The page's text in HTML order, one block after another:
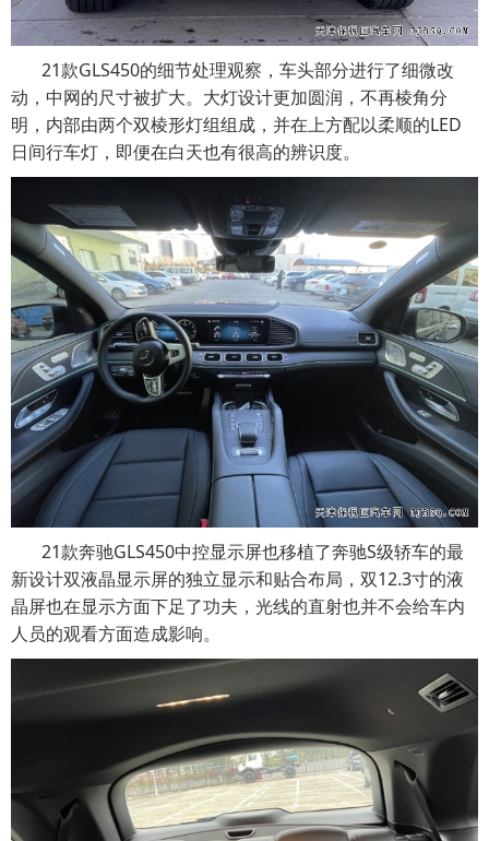
21款GLS450的细节处理观察，车头部分进行了细微改
动，中网的尺寸被扩大。大灯设计更加圆润，不再棱角分
明，内部由两个双棱形灯组组成，并在上方配以柔顺的LED
日间行车灯，即便在白天也有很高的辨识度。
21款奔驰GLS450中控显示屏也移植了奔驰S级轿车的最
新设计双液晶显示屏的独立显示和贴合布局，双12.3寸的液
晶屏也在显示方面下足了功夫，光线的直射也并不会给车内
人员的观看方面造成影响。